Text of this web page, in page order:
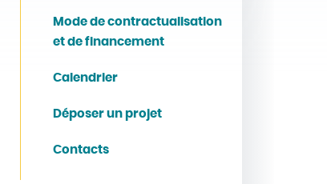
Mode de contractualisation
et de financement
Calendrier
Déposer un projet
Contacts